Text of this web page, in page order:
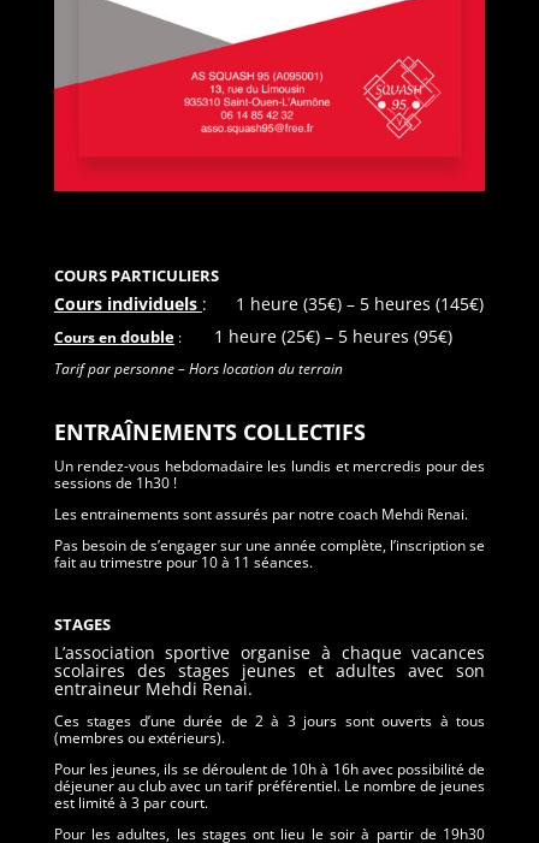
COURS PARTICULIERS
Cours individuels : 1 heure (35€) – 5 heures (145€)
Cours en double: 1 heure (25€) – 5 heures (95€)
Tarif par personne – Hors location du terrain
ENTRAÎNEMENTS COLLECTIFS
Un rendez-vous hebdomadaire les lundis et mercredis pour des
sessions de 1h30 !
Les entrainements sont assurés par notre coach Mehdi Renai.
Pas besoin de s’engager sur une année complète, l’inscription se
fait au trimestre pour 10 à 11 séances.
STAGES
L’association sportive organise à chaque vacances
scolaires des stages jeunes et adultes avec son
entraineur Mehdi Renai.
Ces stages d’une durée de 2 à 3 jours sont ouverts à tous
(membres ou extérieurs).
Pour les jeunes, ils se déroulent de 10h à 16h avec possibilité de
déjeuner au club avec un tarif préférentiel. Le nombre de jeunes
est limité à 3 par court.
Pour les adultes, les stages ont lieu le soir à partir de 19h30